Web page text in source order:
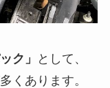
ク」
として、
くあります。